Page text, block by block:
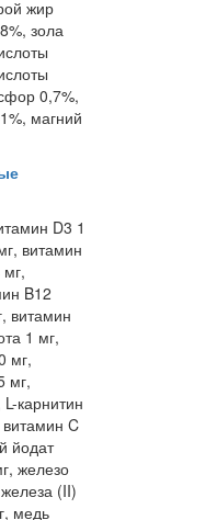
жир
зола
0,7%,
магний
D3 1
витамин
B12
витамин
1 мг,
мг,
мг,
карнитин
C
йодат
железо
(II)
медь